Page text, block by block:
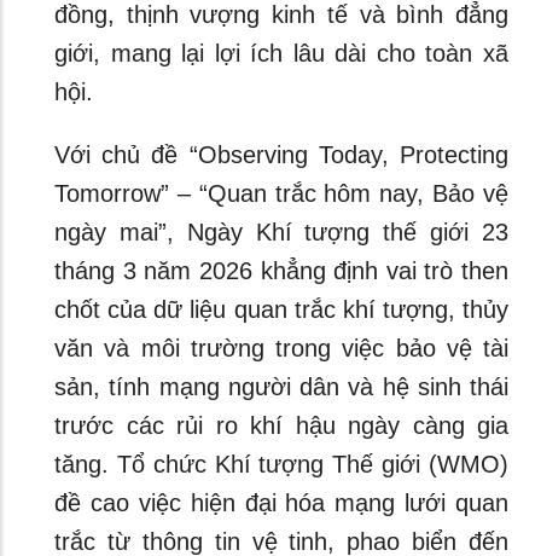
đồng, thịnh vượng kinh tế và bình đẳng
giới, mang lại lợi ích lâu dài cho toàn xã
hội.
Với chủ đề “Observing Today, Protecting
Tomorrow” – “Quan trắc hôm nay, Bảo vệ
ngày mai”, Ngày Khí tượng thế giới 23
tháng 3 năm 2026 khẳng định vai trò then
chốt của dữ liệu quan trắc khí tượng, thủy
văn và môi trường trong việc bảo vệ tài
sản, tính mạng người dân và hệ sinh thái
trước các rủi ro khí hậu ngày càng gia
tăng. Tổ chức Khí tượng Thế giới (WMO)
đề cao việc hiện đại hóa mạng lưới quan
trắc từ thông tin vệ tinh, phao biển đến